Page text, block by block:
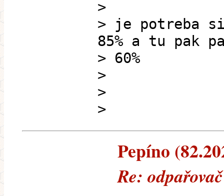
>
> je potreba
85% a tu pak
> 60%
>
>
>
Pepíno
Re: odpařovač